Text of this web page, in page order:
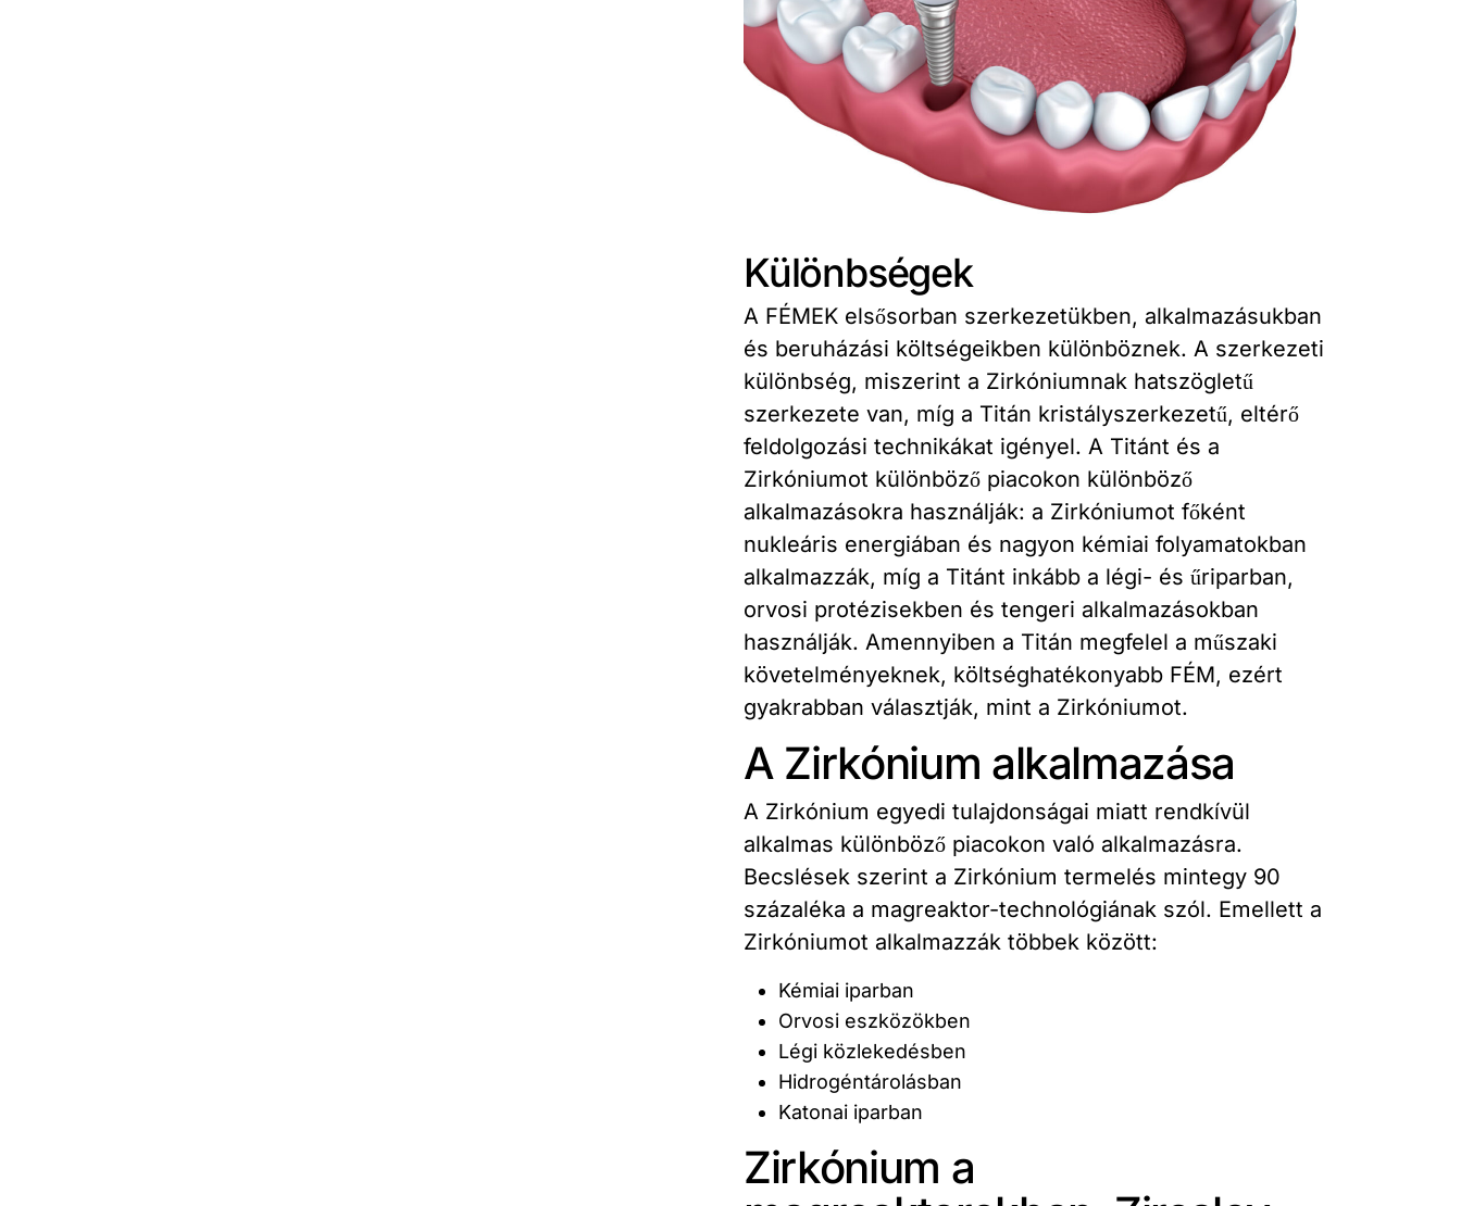
Különbségek
A FÉMEK elsősorban szerkezetükben, alkalmazásukban
és beruházási költségeikben különböznek. A szerkezeti
különbség, miszerint a Zirkóniumnak hatszögletű
szerkezete van, míg a Titán kristályszerkezetű, eltérő
feldolgozási technikákat igényel. A Titánt és a
Zirkóniumot különböző piacokon különböző
alkalmazásokra használják: a Zirkóniumot főként
nukleáris energiában és nagyon kémiai folyamatokban
alkalmazzák, míg a Titánt inkább a légi- és űriparban,
orvosi protézisekben és tengeri alkalmazásokban
használják. Amennyiben a Titán megfelel a műszaki
követelményeknek, költséghatékonyabb FÉM, ezért
gyakrabban választják, mint a Zirkóniumot.
A Zirkónium alkalmazása
A Zirkónium egyedi tulajdonságai miatt rendkívül
alkalmas különböző piacokon való alkalmazásra.
Becslések szerint a Zirkónium termelés mintegy 90
százaléka a magreaktor-technológiának szól. Emellett a
Zirkóniumot alkalmazzák többek között:
Kémiai iparban
Orvosi eszközökben
Légi közlekedésben
Hidrogéntárolásban
Katonai iparban
Zirkónium a